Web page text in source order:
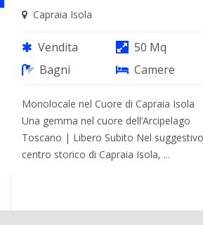
Capraia Isola
Vendita
50 Mq
Bagni
Camere
Monolocale nel Cuore di Capraia Isola
Una gemma nel cuore dell’Arcipelago
Toscano | Libero Subito Nel suggestivo
centro storico di Capraia Isola, ...